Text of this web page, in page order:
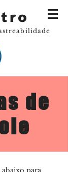
de
abaixo para